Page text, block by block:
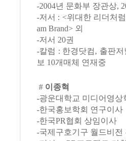
-2004년 문화부 장관상,
-저서 : <위대한 리더처
am Brand> 외
-저서 20권
-칼럼 : 한경닷컴, 출판
보 10개매체 연재중
# 이종혁
-광운대학교 미디어영상
-한국홍보학회 연구이사
-한국PR협회 상임이사
-국제구호기구 월드비전